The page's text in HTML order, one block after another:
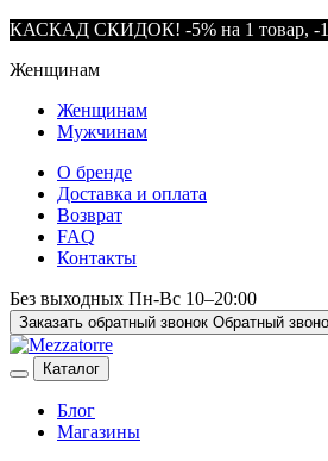
КАСКАД СКИДОК! -5% на 1 товар, -
Женщинам
Женщинам
Мужчинам
О бренде
Доставка и оплата
Возврат
FAQ
Контакты
Без выходных Пн-Вс 10–20:00
Заказать обратный звонок Обратный
Каталог
Блог
Магазины